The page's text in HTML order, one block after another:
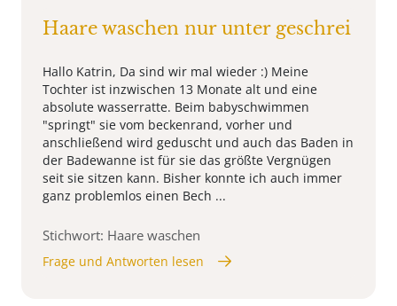
Haare waschen nur unter geschrei
Hallo Katrin, Da sind wir mal wieder :) Meine
Tochter ist inzwischen 13 Monate alt und eine
absolute wasserratte. Beim babyschwimmen
"springt" sie vom beckenrand, vorher und
anschließend wird geduscht und auch das Baden in
der Badewanne ist für sie das größte Vergnügen
seit sie sitzen kann. Bisher konnte ich auch immer
ganz problemlos einen Bech ...
Stichwort: Haare waschen
Frage und Antworten lesen